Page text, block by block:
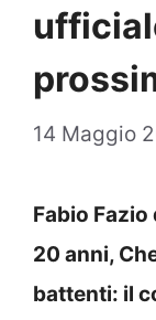
14 Maggio
Fabio
20 anni,
battenti: il